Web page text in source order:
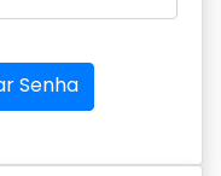
Senha